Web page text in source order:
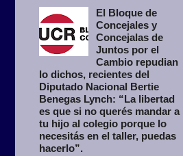
El Bloque de
Concejales y
Concejalas de
Juntos por el
Cambio repudian
lo dichos, recientes del
Diputado Nacional Bertie
Benegas Lynch: “La libertad
es que si no querés mandar a
tu hijo al colegio porque lo
necesitás en el taller, puedas
hacerlo”.